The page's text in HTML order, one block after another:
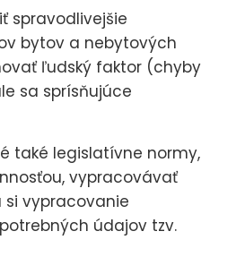
spravodlivejšie
bytov a nebytových
ľudský faktor (chyby
sa sprísňujúce
také legislatívne normy,
vypracovávať
vypracovanie
údajov tzv.